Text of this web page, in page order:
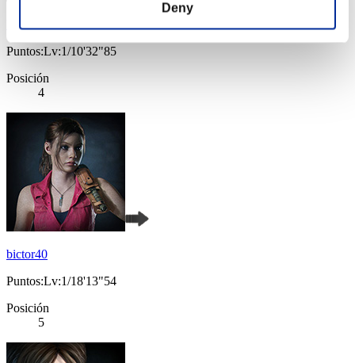
Deny
katsu34
Puntos:Lv:1/10'32"85
Posición
4
bictor40
Puntos:Lv:1/18'13"54
Posición
5